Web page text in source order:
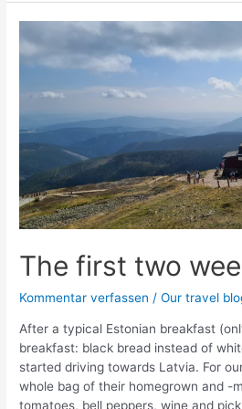
The first two
Kommentar verfassen /Our travel
After a typical Estonian breakfast
breakfast: black bread instead of
started driving towards Latvia. For
whole bag of their homegrown and -
tomatoes, bell peppers, wine and